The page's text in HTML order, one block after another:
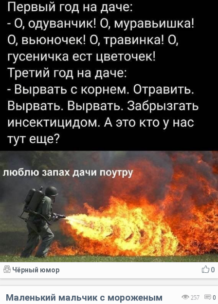
0
Чёрный юмор
257 0
Маленький мальчик с мороженым